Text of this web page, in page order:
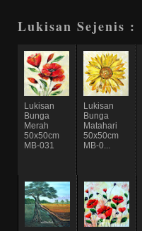
Lukisan Sejenis :
Lukisan
Bunga
Merah
50x50cm
MB-031
Lukisan
Bunga
Matahari
50x50cm
MB-0...